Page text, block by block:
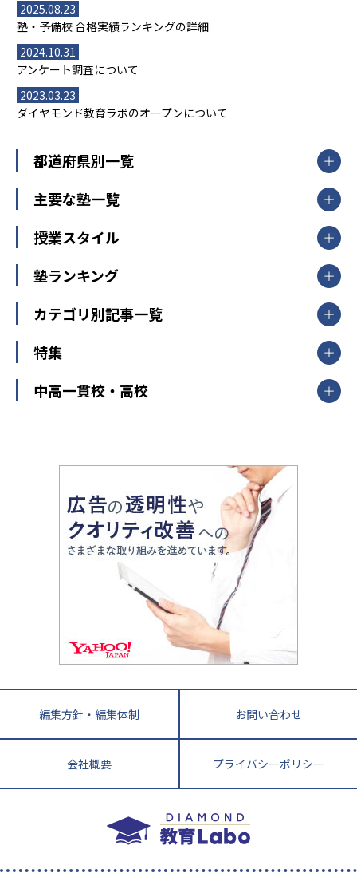
2025.08.23
塾・予備校 合格実績ランキングの詳細
2024.10.31
アンケート調査について
2023.03.23
ダイヤモンド教育ラボのオープンについて
都道府県別一覧
北海道・東北
山形県
福島県
関東
東京都
神奈川県
茨城県
栃木県
群馬県
新潟県
中部
愛知県
静岡県
長野県
大阪府
兵庫県 京都府 奈良県
和歌山県
鳥取県
島根県 岡山県 広島県
香川県
高知県
長崎県 熊本県
鹿児島県 沖縄県
主要な塾一覧
【掲載塾一覧を見る】
東京個別指導学院
明光義塾
個別教室のトライ
武田塾
授業スタイル
個別指導
オンライン指導
塾ランキング
中学受験ランキング
カテゴリ別記事一覧
中学受験
大学受験
教育全般
大学受験塾の選び方
中学受験に熱心な市区町村ランキング
小学校受験
家庭教師
特集
開成番長直伝！子どもの受験を成功させる方法
運動と遊びを考える
情報Ⅰ、数学が苦手な人注目！最短距離の学力
アップ法
悩み多き「大学受験」相談室
英語・英会話・英検対策
小学校教師が解説！中学受験のリアル
教育ジャーナリストが徹底解説！ 大学受験の羅
中高一貫校・高校
大学入試改革
ママテクエグザム
進化する中高一貫校・高校
編集方針・編集体制 お問い合わせ
会社概要 プライバシーポリシー